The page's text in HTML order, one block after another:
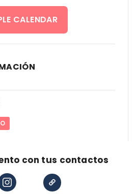
CALENDAR
con tus contactos